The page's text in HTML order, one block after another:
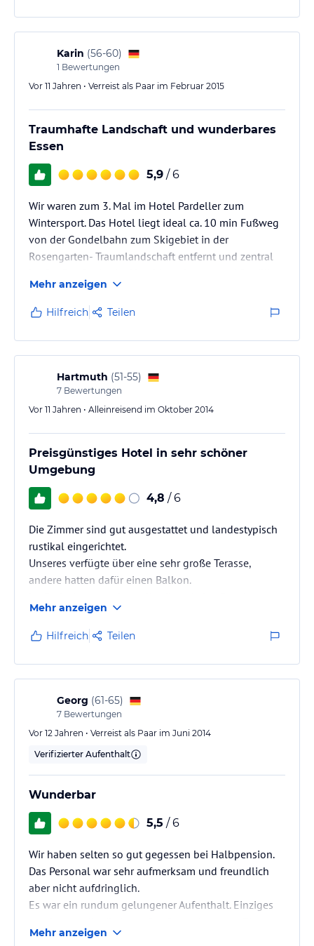
Karin (56-60)
1 Bewertungen
Vor 11 Jahren • Verreist als Paar im Februar 2015
Traumhafte Landschaft und wunderbares
Essen
5,9 / 6
Wir waren zum 3. Mal im Hotel Pardeller zum
Wintersport. Das Hotel liegt ideal ca. 10 min Fußweg
von der Gondelbahn zum Skigebiet in der
Rosengarten- Traumlandschaft entfernt und zentral
Besonders begeistert hat uns das sehr gute
Halbpensionsessen zu einem attraktiven Preis. Die
Zimmer sind traditionell eingerichtet, sehr sauber
und mit großzügigem Bad versehen. Für Ski und
Skischuhe gibt es einen beheizten Skiraum. Die
hauseigene kleine Sauna ist sehr…
Mehr anzeigen
Hilfreich Teilen
Hartmuth (51-55)
7 Bewertungen
Vor 11 Jahren • Alleinreisend im Oktober 2014
Preisgünstiges Hotel in sehr schöner
Umgebung
4,8 / 6
Die Zimmer sind gut ausgestattet und landestypisch
rustikal eingerichtet.
Unseres verfügte über eine sehr große Terasse,
andere hatten dafür einen Balkon.
sondern nur eine Badewanne mit Handbrause.
Nachdem auch kein Duschvorhang vorhanden war,
hätte Duschen nur mit dem Risiko einer größeren
Überschwemmung funktioniert. So musste man
notgedrungen baden.
Kostenloses WLan ist zwar vorhanden, funktioniert
aber nur im Foyer.
Der hoteleigener Parkplatz ist über eine…
Mehr anzeigen
Hilfreich Teilen
Georg (61-65)
7 Bewertungen
Vor 12 Jahren • Verreist als Paar im Juni 2014
Verifizierter Aufenthalt
Wunderbar
5,5 / 6
Wir haben selten so gut gegessen bei Halbpension.
Das Personal war sehr aufmerksam und freundlich
aber nicht aufdringlich.
Es war ein rundum gelungener Aufenthalt. Einziges
lag.
Mehr anzeigen